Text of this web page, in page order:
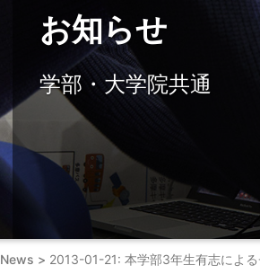
お知らせ
学部・大学院共通
News > 2013-01-21: 本学部3年生有志によ